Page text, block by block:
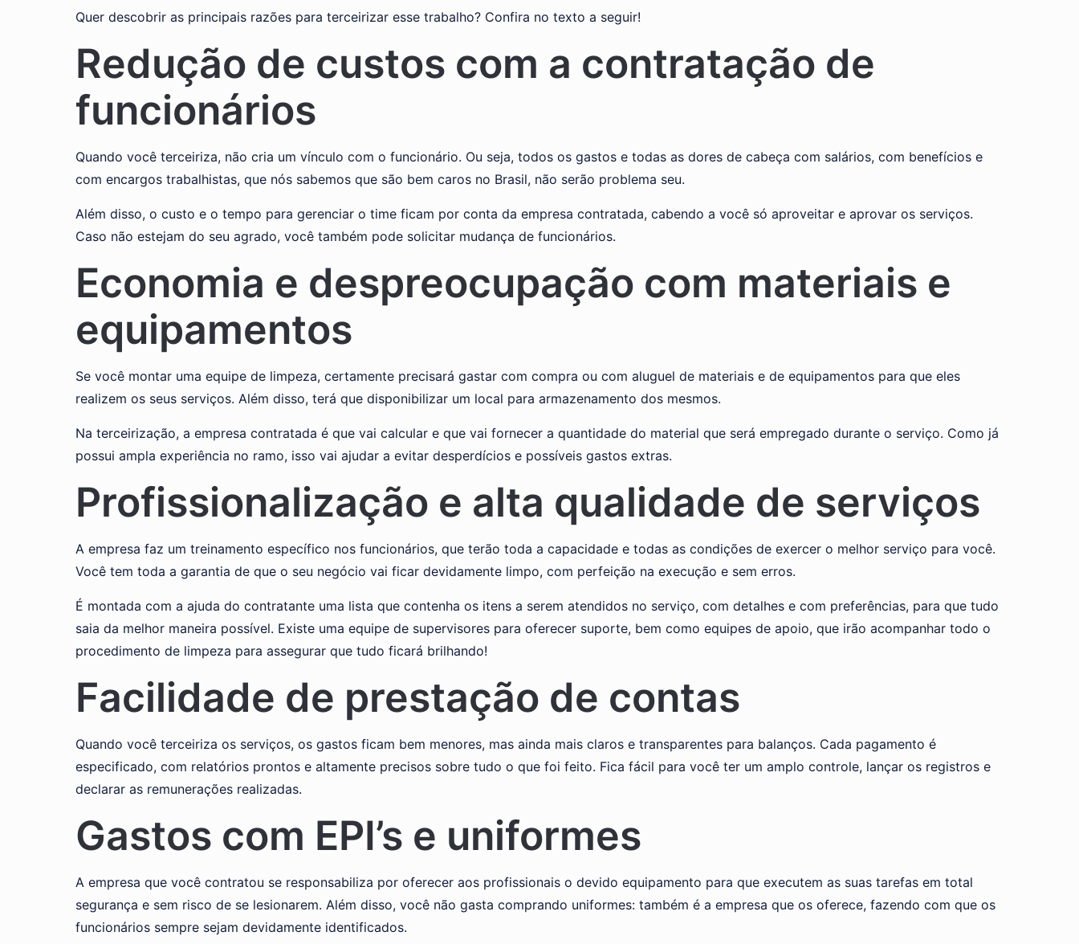
Quer descobrir as principais razões para terceirizar esse trabalho? Confira no texto a seguir!
Redução de custos com a contratação de
funcionários
Quando você terceiriza, não cria um vínculo com o funcionário. Ou seja, todos os gastos e todas as dores de cabeça com salários, com benefícios e
com encargos trabalhistas, que nós sabemos que são bem caros no Brasil, não serão problema seu.
Além disso, o custo e o tempo para gerenciar o time ficam por conta da empresa contratada, cabendo a você só aproveitar e aprovar os serviços.
Caso não estejam do seu agrado, você também pode solicitar mudança de funcionários.
Economia e despreocupação com materiais e
equipamentos
Se você montar uma equipe de limpeza, certamente precisará gastar com compra ou com aluguel de materiais e de equipamentos para que eles
realizem os seus serviços. Além disso, terá que disponibilizar um local para armazenamento dos mesmos.
Na terceirização, a empresa contratada é que vai calcular e que vai fornecer a quantidade do material que será empregado durante o serviço. Como já
possui ampla experiência no ramo, isso vai ajudar a evitar desperdícios e possíveis gastos extras.
Profissionalização e alta qualidade de serviços
A empresa faz um treinamento específico nos funcionários, que terão toda a capacidade e todas as condições de exercer o melhor serviço para você.
Você tem toda a garantia de que o seu negócio vai ficar devidamente limpo, com perfeição na execução e sem erros.
É montada com a ajuda do contratante uma lista que contenha os itens a serem atendidos no serviço, com detalhes e com preferências, para que tudo
saia da melhor maneira possível. Existe uma equipe de supervisores para oferecer suporte, bem como equipes de apoio, que irão acompanhar todo o
procedimento de limpeza para assegurar que tudo ficará brilhando!
Facilidade de prestação de contas
Quando você terceiriza os serviços, os gastos ficam bem menores, mas ainda mais claros e transparentes para balanços. Cada pagamento é
especificado, com relatórios prontos e altamente precisos sobre tudo o que foi feito. Fica fácil para você ter um amplo controle, lançar os registros e
declarar as remunerações realizadas.
Gastos com EPI’s e uniformes
A empresa que você contratou se responsabiliza por oferecer aos profissionais o devido equipamento para que executem as suas tarefas em total
segurança e sem risco de se lesionarem. Além disso, você não gasta comprando uniformes: também é a empresa que os oferece, fazendo com que os
funcionários sempre sejam devidamente identificados.